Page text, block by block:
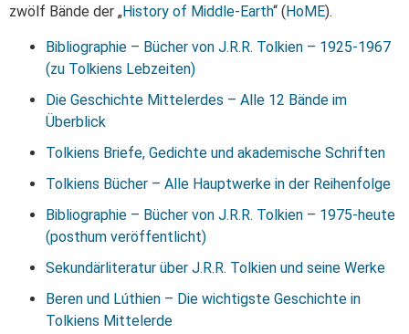
zwölf Bände der „History of Middle-Earth“ ( HoME).
Bibliographie – Bücher von J.R.R. Tolkien – 1925-1967
(zu Tolkiens Lebzeiten)
Die Geschichte Mittelerdes – Alle 12 Bände im
Überblick
Tolkiens Briefe, Gedichte und akademische Schriften
Tolkiens Bücher – Alle Hauptwerke in der Reihenfolge
Bibliographie – Bücher von J.R.R. Tolkien – 1975-heute
(posthum veröffentlicht)
Sekundärliteratur über J.R.R. Tolkien und seine Werke
Beren und Lúthien – Die wichtigste Geschichte in
Tolkiens Mittelerde